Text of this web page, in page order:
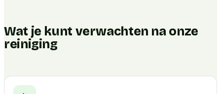
Wat je kunt verwachten na onze
reiniging